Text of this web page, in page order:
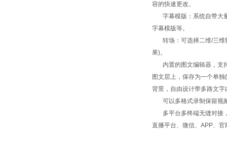
容的快速更改。
字幕模版：系统自带大量
字幕模版等。
转场：可选择二维/三维
果)。
内置的图文编辑器，支持
图文层上，保存为一个单
背景，自由设计带多路文
可以多格式录制保留视
多平台多终端无缝对接，
直播平台、微信、APP、